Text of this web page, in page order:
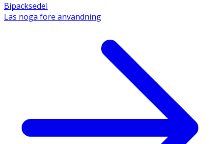
Bipacksedel
Läs noga före användning